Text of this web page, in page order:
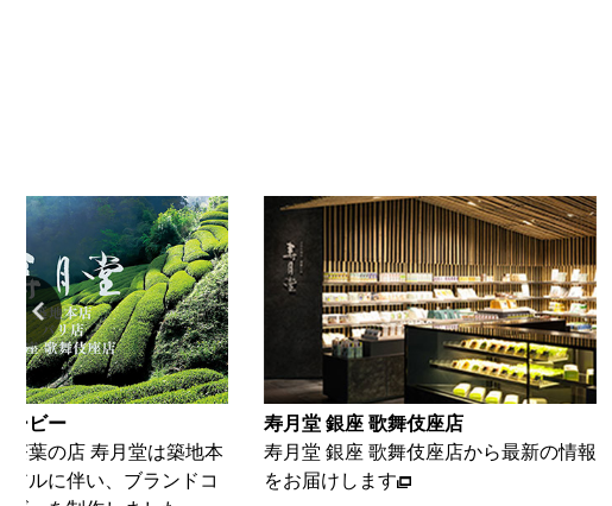
舞伎座店
舞伎座店から最新の情報
す
寿月堂 築地本店
築地本店から、最新情報をお届けしま
す